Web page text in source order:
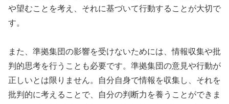
や望むことを考え、それに基づいて行動することが大切で
す。
また、準拠集団の影響を受けないためには、情報収集や批
判的思考を行うことも必要です。準拠集団の意見や行動が
正しいとは限りません。自分自身で情報を収集し、それを
批判的に考えることで、自分の判断力を養うことができま